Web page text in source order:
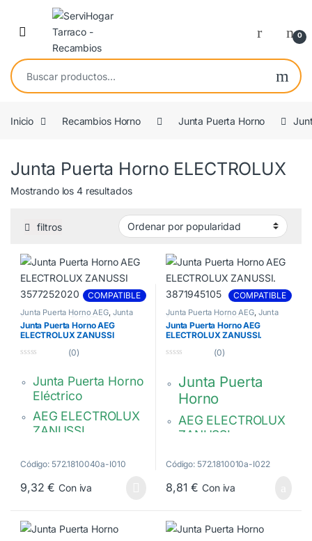
Saltar a navegación
saltar al contenido
Open 0
Buscar por:
Inicio Recambios Horno Junta Puerta Horno
Junta Puerta Horno ELECTROLUX
Mostrando los 4 resultadosOrdenado por popularidad
filtros
COMPATIBLE
Junta Puerta Horno AEG, Junta
Puerta Horno ELECTROLUX
Puerta Horno ZANUSSI
Junta Puerta Horno AEG
ELECTROLUX ZANUSSI
e
(0)
Junta Puerta Horno
Eléctrico
AEG ELECTROLUX
ZANUSSI
4 ganchos
3577252020
Código: 572.1810040a-I010
9,32€ Con iva
COMPATIBLE
Junta Puerta Horno AEG, Junta
Puerta Horno ELECTROLUX
Puerta Horno ZANUSSI
Junta Puerta Horno AEG
ELECTROLUX ZANUSSI.
e
5
(0)
Junta Puerta
Horno
AEG ELECTROLUX
ZANUSSI
ganchos.
3304363017,
Código: 572.1810010a-I022
8,81€ Con iva